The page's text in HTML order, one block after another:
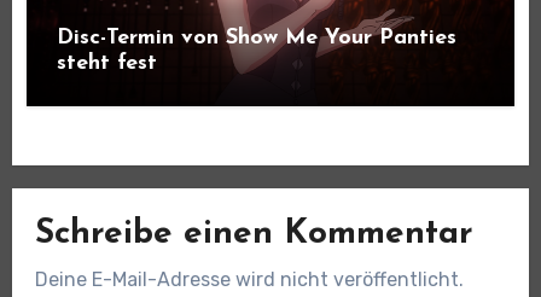
Disc-Termin von Show Me Your Panties
steht fest
Schreibe einen Kommentar
Deine E-Mail-Adresse wird nicht veröffentlicht.